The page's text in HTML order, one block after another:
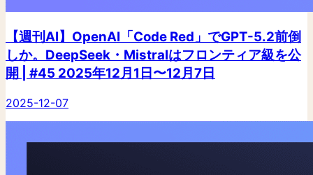
【週刊AI】OpenAI「Code Red」でGPT-5.2前倒
しか。DeepSeek・Mistralはフロンティア級を公
開 | #45 2025年12月1日〜12月7日
2025-12-07